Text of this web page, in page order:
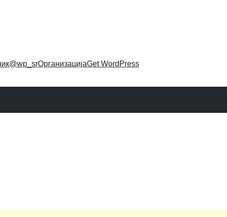
@wp_srОрганизацијаGet WordPress